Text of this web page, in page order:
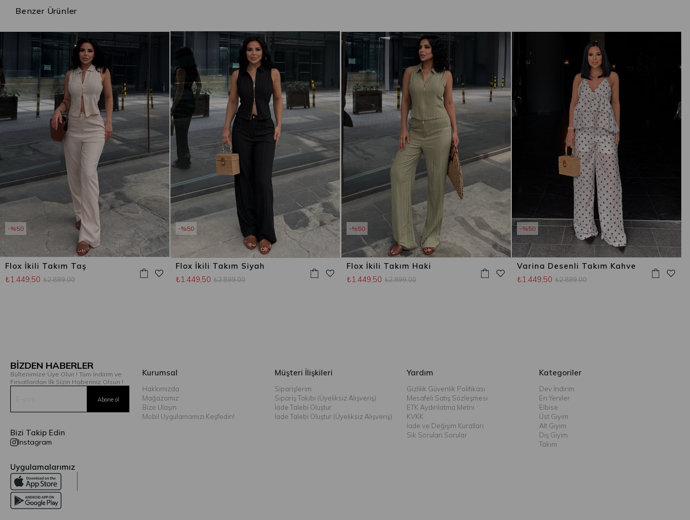
Benzer Ürünler
Flox İkili Takım Taş
₺1.449,50 ₺2.899,00
%50
Flox İkili Takım Siyah
₺1.449,50 ₺2.899,00
%50
Flox İkili Takım Haki
₺1.449,50 ₺2.899,00
%50
Varina Desenli Takım Kahve
₺1.449,50 ₺2.899,00
%50
BİZDEN HABERLER
Bültenimize Üye Olun ! Tüm İndirim ve
Fırsatlardan İlk Sizin Haberiniz Olsun !
Bizi Takip Edin
Instagram
Uygulamalarımız
Kurumsal
Hakkımızda
Mağazamız
Bize Ulaşın
Mobil Uygulamamızı Keşfedin!
Müşteri İlişkileri
Siparişlerim
Sipariş Takibi (Üyeliksiz Alışveriş)
İade Talebi Oluştur
İade Talebi Oluştur (Üyeliksiz Alışveriş)
Yardım
Gizlilik Güvenlik Politikası
Mesafeli Satış Sözleşmesi
ETK Aydınlatma Metni
KVKK
İade ve Değişim Kuralları
Sık Sorulan Sorular
Kategoriler
Dev İndirim
En Yeniler
Elbise
Üst Giyim
Alt Giyim
Dış Giyim
Takım